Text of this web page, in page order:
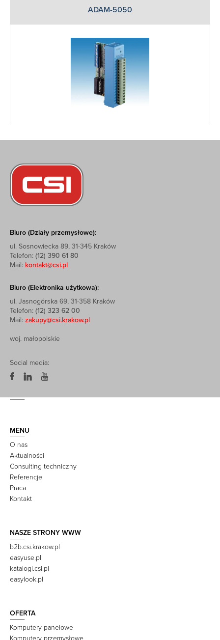
ADAM-5050
Biuro (Działy przemysłowe):
ul. Sosnowiecka 89, 31-345 Kraków
Telefon: (12) 390 61 80
Mail: kontakt@csi.pl
Biuro (Elektronika użytkowa):
ul. Jasnogórska 69, 31-358 Kraków
Telefon: (12) 323 62 00
Mail: zakupy@csi.krakow.pl
woj. małopolskie
Social media:
MENU
O nas
Aktualności
Consulting techniczny
Referencje
Praca
Kontakt
NASZE STRONY WWW
b2b.csi.krakow.pl
easyuse.pl
katalogi.csi.pl
easylook.pl
OFERTA
Komputery panelowe
Komputery przemysłowe